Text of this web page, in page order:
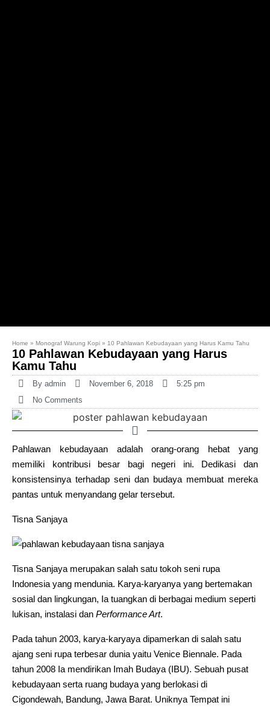
Home » Monograf Warung Kopi » 10 Pahlawan Kebudayaan yang Harus Kamu Tahu
10 Pahlawan Kebudayaan yang Harus
Kamu Tahu
By admin November 6, 2018
5:25 pm
No Comments
Pahlawan kebudayaan adalah orang-orang hebat yang
memiliki kontribusi besar bagi negeri ini. Dedikasi dan
konsistensinya terhadap seni dan budaya membuat mereka
pantas untuk menyandang gelar tersebut.
Tisna Sanjaya
Tisna Sanjaya merupakan salah satu tokoh seni rupa
Indonesia yang mendunia. Karya-karyanya yang bertemakan
sosial dan lingkungan, Ia tuangkan di berbagai medium seperti
lukisan, instalasi dan Performance Art.
Pada tahun 2003, karya-karyaya dipamerkan di salah satu
ajang seni rupa terbesar dunia yaitu Venice Biennale. Pada
tahun 2008 Ia mendirikan Imah Budaya (IBU). Sebuah pusat
kebudayaan serta ruang budaya yang berlokasi di
Cigondewah, Bandung, Jawa Barat. Uniknya Tempat ini